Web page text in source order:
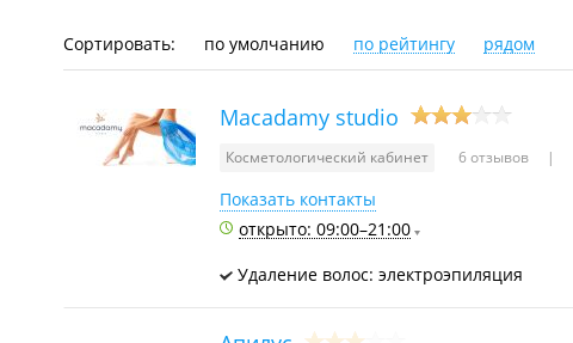
Сортировать: по умолчанию по рейтингу рядом
Macadamy studio
Косметологический кабинет 6 отзывов
Показать контакты
открыто: 09:00–21:00
Удаление волос: электроэпиляция